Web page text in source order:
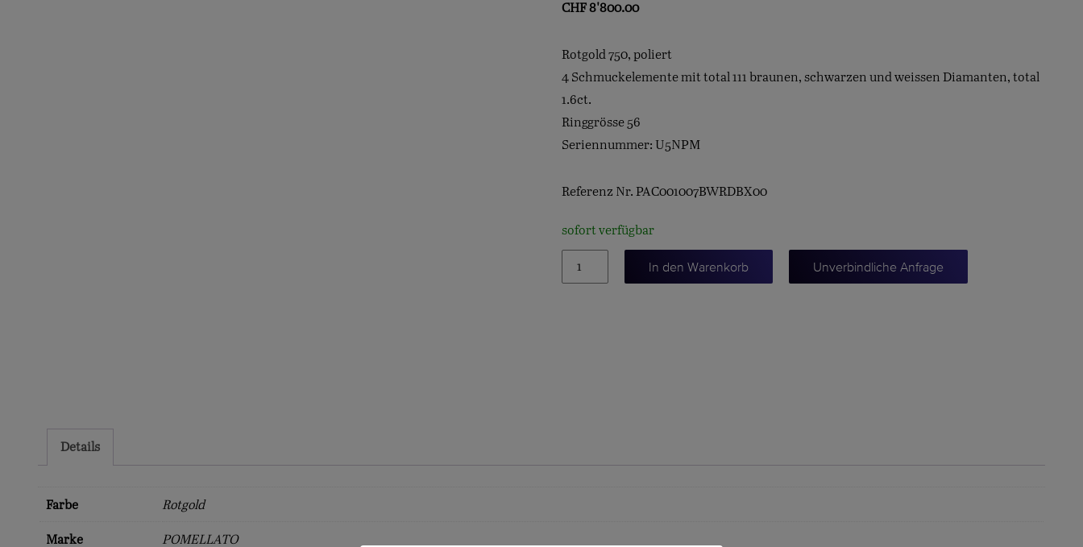
CHF8'800.00
Rotgold 750, poliert
4 Schmuckelemente mit total 111 braunen, schwarzen und weissen Diamanten, total
1.6ct.
Ringgrösse 56
Seriennummer: U5NPM
Referenz Nr. PAC001007BWRDBX00
sofort verfügbar
SABBIA
In den Warenkorb Unverbindliche Anfrage
Details
Farbe Rotgold
Marke POMELLATO